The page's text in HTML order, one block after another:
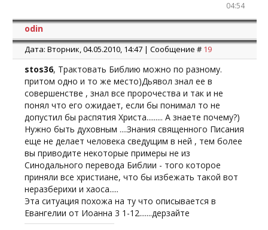
04:54
odin
Дата: Вторник, 04.05.2010, 14:47 | Сообщение # 19
stos36, Трактовать Библию можно по разному.
притом одно и то же место)Дьявол знал ее в
совершенстве , знал все пророчества и так и не
понял что его ожидает, если бы понимал то не
допустил бы распятия Христа......... А знаете почему?)
Нужно быть духовным ....Знания священного Писания
еще не делает человека сведущим в ней , тем более
вы приводите некоторые примеры не из
Синодального перевода Библии - того которое
приняли все христиане, что бы избежать такой вот
неразберихи и хаоса.....
Эта ситуация похожа на ту что описывается в
Евангелии от Иоанна 3 1-12.......дерзайте